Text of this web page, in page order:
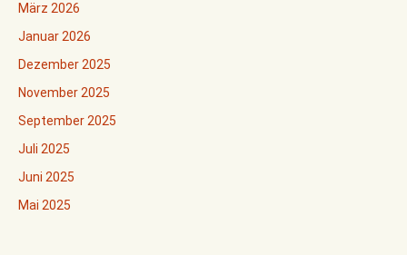
März 2026
Januar 2026
Dezember 2025
November 2025
September 2025
Juli 2025
Juni 2025
Mai 2025